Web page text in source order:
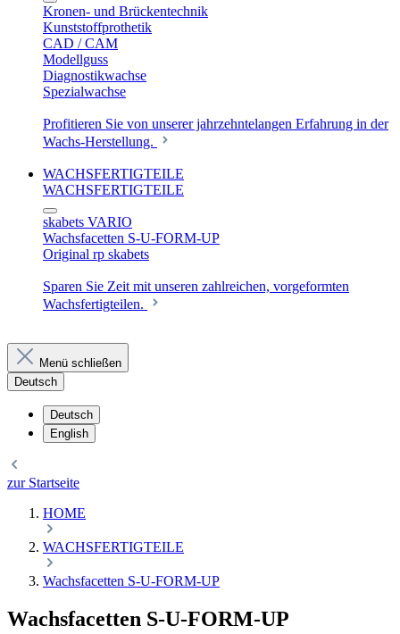
Kronen- und Brückentechnik
Kunststoffprothetik
CAD / CAM
Modellguss
Diagnostikwachse
Spezialwachse
Profitieren Sie von unserer jahrzehntelangen Erfahrung in der
Wachs-Herstellung.
WACHSFERTIGTEILE
WACHSFERTIGTEILE
skabets VARIO
Wachsfacetten S-U-FORM-UP
Original rp skabets
Sparen Sie Zeit mit unseren zahlreichen, vorgeformten
Wachsfertigteilen.
Menü schließen
Deutsch
Deutsch
English
zur Startseite
HOME
WACHSFERTIGTEILE
Wachsfacetten S-U-FORM-UP
Wachsfacetten S-U-FORM-UP